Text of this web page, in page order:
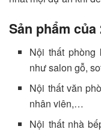
Sản phẩm của
Nội thất phòng
như salon gỗ,
Nội thất văn
nhân viên,…
Nội thất nhà